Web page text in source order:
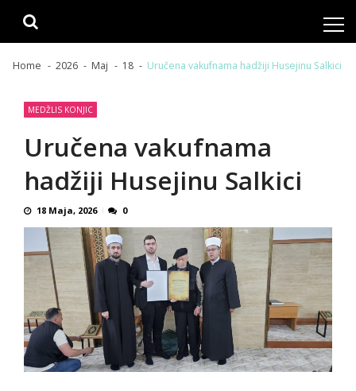
Home 2026 Maj 18 Uručena vakufnama hadžiji Husejinu Salkici
MEDŽLIS KONJIC
Uručena vakufnama
hadžiji Husejinu Salkici
18 Maja, 2026 0